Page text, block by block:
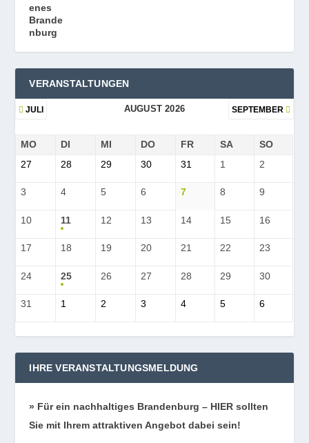
VERANSTALTUNGEN
JULI AUGUST 2026 SEPTEMBER
MO DI MI DO FR SA
SO
27
28 29 30 31 1 2
3 4 5 6 7 8 9
10 11 12 13 14 15 16
17 18 19 20 21 22 23
24 25 26 27 28 29 30
31 1 2 3 4 5 6
IHRE VERANSTALTUNGSMELDUNG
» Für ein nach­hal­ti­ges Bran­den­burg – HIER soll­ten
Sie mit Ihrem attrak­ti­ven Ange­bot dabei sein!